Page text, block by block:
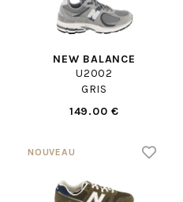
NEW BALANCE
U2002
GRIS
149.00 €